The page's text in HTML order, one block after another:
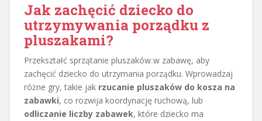
Jak zachęcić dziecko do
utrzymywania porządku z
pluszakami?
Przekształć sprzątanie pluszaków w zabawę, aby
zachęcić dziecko do utrzymania porządku. Wprowadzaj
różne gry, takie jak rzucanie pluszaków do kosza na
zabawki, co rozwija koordynację ruchową, lub
odliczanie liczby zabawek, które dziecko ma